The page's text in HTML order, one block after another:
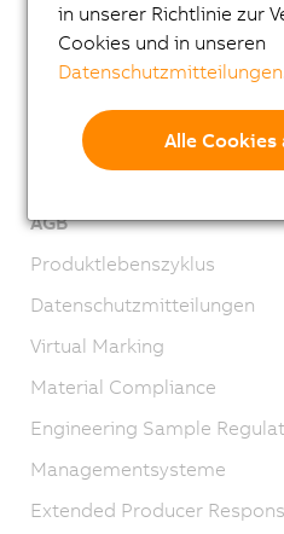
Karriere
Kontakt
AGB
Produktlebenszyklus
Datenschutzmitteilungen
Virtual Marking
Material Compliance
Engineering Sample
Managementsysteme
Extended Producer
in unserer Richtlinie zur
Cookies und in unseren
Datenschutzmitteilungen
Alle